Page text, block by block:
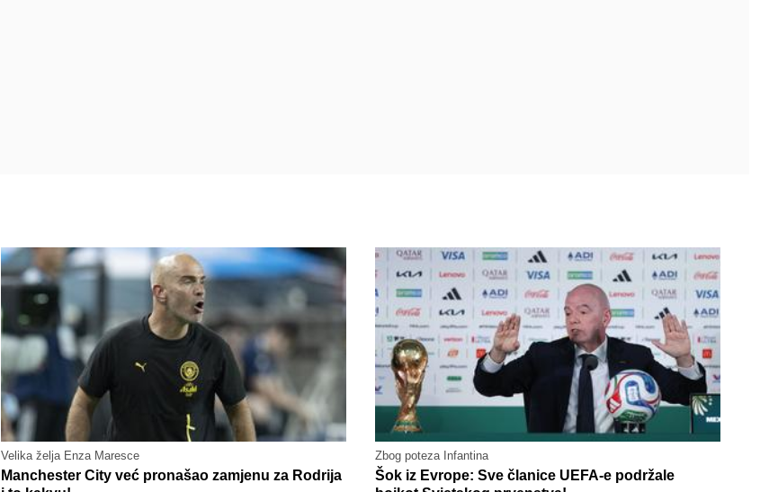
Velika želja Enza Maresce
Manchester City već pronašao zamjenu za Rodrija
Zbog poteza Infantina
Šok iz Evrope: Sve članice UEFA-e podržale